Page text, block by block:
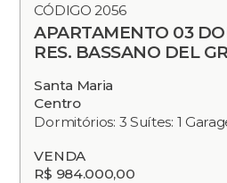
CÓDIGO 2056
APARTAMENTO 03
RES. BASSANO DEL
Santa Maria
Centro
Dormitórios: 3 Suítes: 1
VENDA
R$ 984.000,00